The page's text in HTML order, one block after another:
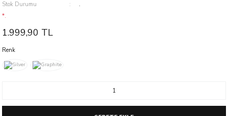
Stok Durumu
.
*.
1.999,90 TL
Renk